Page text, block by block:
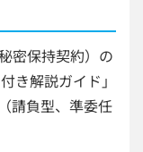
密保持契約）の
き解説ガイド」
請負型、準委任